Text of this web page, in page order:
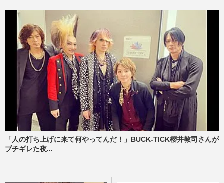
「人の打ち上げに来て何やってんだ！」BUCK-TICK櫻井敦司さんが
ブチギレた夜...